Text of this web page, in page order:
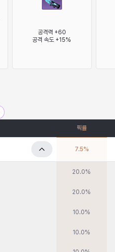
공격력 +60
공격 속도 +15%
픽률
7.5%
20.0%
20.0%
10.0%
10.0%